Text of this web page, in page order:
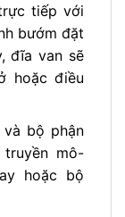
tiếp với
bướm đặt
đĩa van sẽ
hoặc điều
bộ phận
mô-
hoặc bộ